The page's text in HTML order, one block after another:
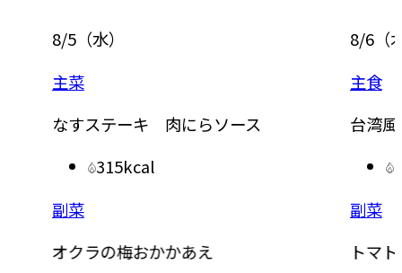
8/5（水）
主菜
なすステーキ 肉にらソース
315kcal
副菜
オクラの梅おかかあえ
8/6 （
主食
台湾
副菜
トマ